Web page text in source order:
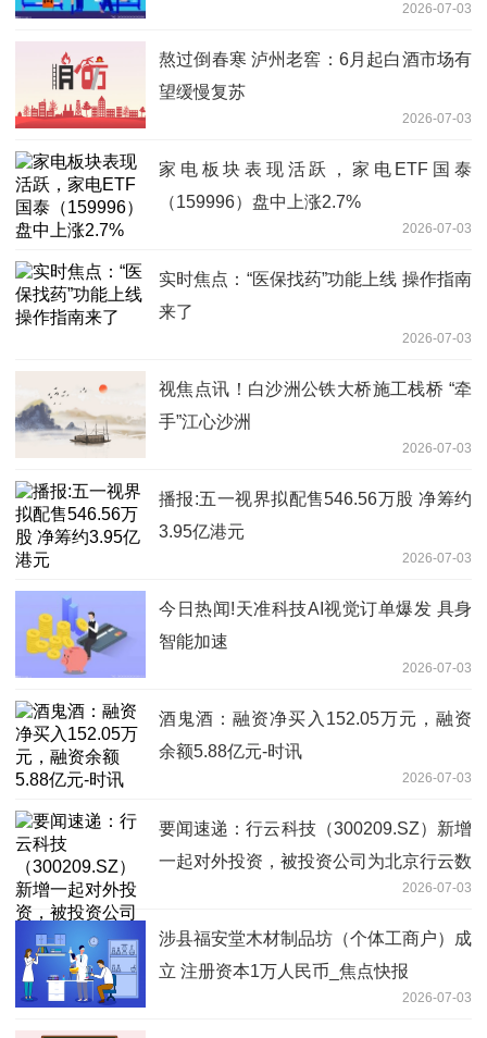
2026-07-03
熬过倒春寒 泸州老窖：6月起白酒市场有
望缓慢复苏
2026-07-03
家电板块表现活跃，家电ETF国泰
（159996）盘中上涨2.7%
2026-07-03
实时焦点：“医保找药”功能上线 操作指南
来了
2026-07-03
视焦点讯！白沙洲公铁大桥施工栈桥 “牵
手”江心沙洲
2026-07-03
播报:五一视界拟配售546.56万股 净筹约
3.95亿港元
2026-07-03
今日热闻!天准科技AI视觉订单爆发 具身
智能加速
2026-07-03
酒鬼酒：融资净买入152.05万元，融资
余额5.88亿元-时讯
2026-07-03
要闻速递：行云科技（300209.SZ）新增
一起对外投资，被投资公司为北京行云数
2026-07-03
涉县福安堂木材制品坊（个体工商户）成
立 注册资本1万人民币_焦点快报
2026-07-03